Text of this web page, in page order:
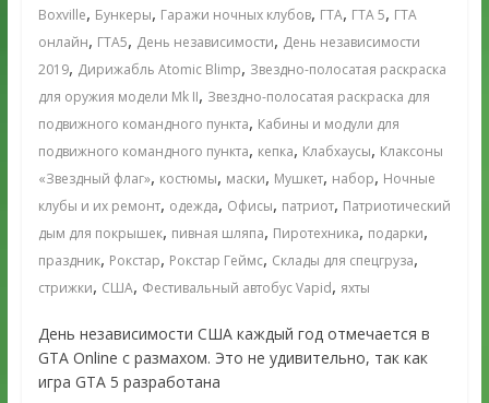
Boxville, Бункеры, Гаражи ночных клубов, ГТА, ГТА 5, ГТА
онлайн, ГТА5, День независимости, День независимости
2019, Дирижабль Atomic Blimp, Звездно-полосатая раскраска
для оружия модели Mk II, Звездно-полосатая раскраска для
подвижного командного пункта, Кабины и модули для
подвижного командного пункта, кепка, Клабхаусы, Клаксоны
«Звездный флаг», костюмы, маски, Мушкет, набор, Ночные
клубы и их ремонт, одежда, Офисы, патриот, Патриотический
дым для покрышек, пивная шляпа, Пиротехника, подарки,
праздник, Рокстар, Рокстар Геймс, Склады для спецгруза,
стрижки, США, Фестивальный автобус Vapid, яхты
День независимости США каждый год отмечается в
GTA Online с размахом. Это не удивительно, так как
игра GTA 5 разработана